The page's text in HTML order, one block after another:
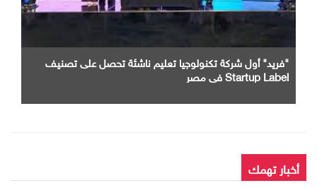
"فريد" أول شركة تكنولوجيا تعليم ناشئة تحصل على تصنيف
Startup Label في مصر
أخبار تهمك